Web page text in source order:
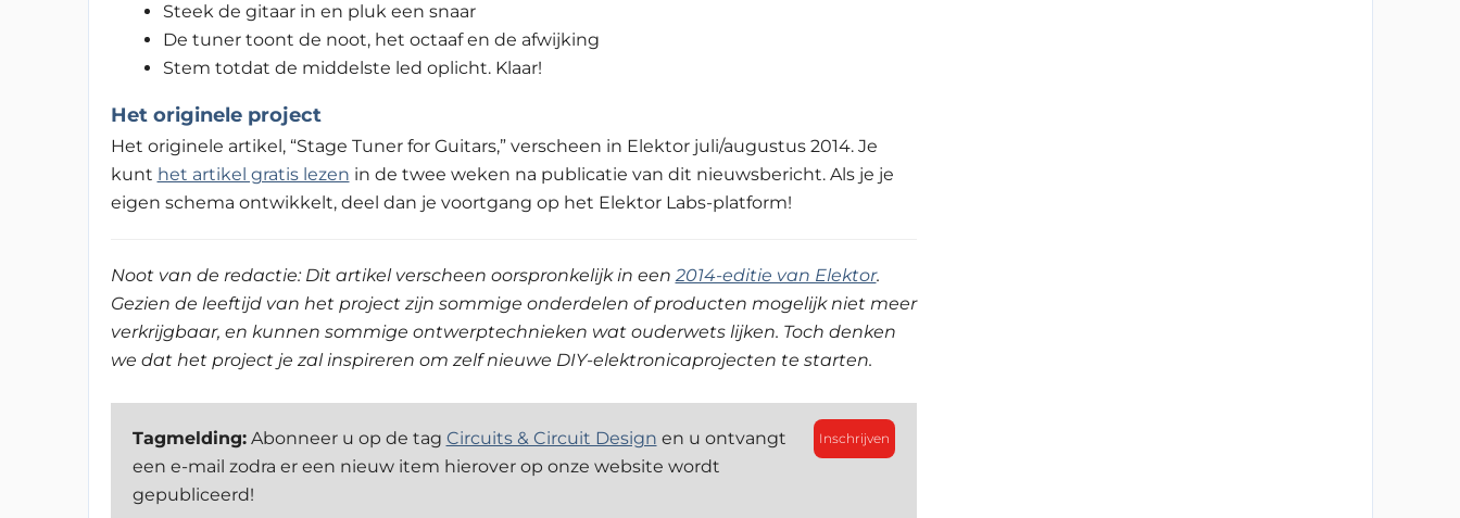
Steek de gitaar in en pluk een snaar
De tuner toont de noot, het octaaf en de afwijking
Stem totdat de middelste led oplicht. Klaar!
Het originele project
Het originele artikel, “Stage Tuner for Guitars,” verscheen in Elektor juli/augustus 2014. Je
kunt het artikel gratis lezen in de twee weken na publicatie van dit nieuwsbericht. Als je je
eigen schema ontwikkelt, deel dan je voortgang op het Elektor Labs-platform!
Noot van de redactie: Dit artikel verscheen oorspronkelijk in een 2014-editie van Elektor.
Gezien de leeftijd van het project zijn sommige onderdelen of producten mogelijk niet meer
verkrijgbaar, en kunnen sommige ontwerptechnieken wat ouderwets lijken. Toch denken
we dat het project je zal inspireren om zelf nieuwe DIY-elektronica­projecten te starten.
Inschrijven
Tagmelding:Abonneer u op de tag Circuits & Circuit Design en u ontvangt
een e-mail zodra er een nieuw item hierover op onze website wordt
gepubliceerd!